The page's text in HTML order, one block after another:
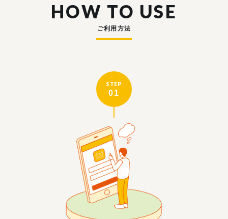
HOW TO USE
ご利用方法
STEP
01